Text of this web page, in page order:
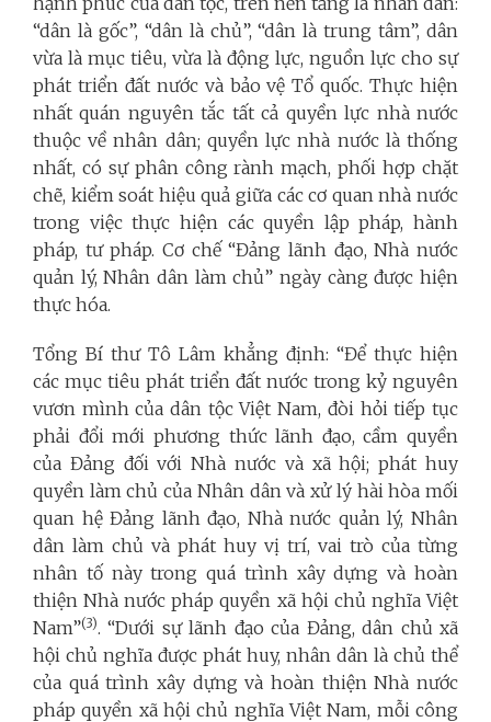
“dân là gốc”, “dân là chủ”, “dân là trung tâm”, dân
vừa là mục tiêu, vừa là động lực, nguồn lực cho sự
phát triển đất nước và bảo vệ Tổ quốc. Thực hiện
nhất quán nguyên tắc tất cả quyền lực nhà nước
thuộc về nhân dân; quyền lực nhà nước là thống
nhất, có sự phân công rành mạch, phối hợp chặt
chẽ, kiểm soát hiệu quả giữa các cơ quan nhà nước
trong việc thực hiện các quyền lập pháp, hành
pháp, tư pháp. Cơ chế “Đảng lãnh đạo, Nhà nước
quản lý, Nhân dân làm chủ” ngày càng được hiện
thực hóa.
Tổng Bí thư Tô Lâm khẳng định: “Để thực hiện
các mục tiêu phát triển đất nước trong kỷ nguyên
vươn mình của dân tộc Việt Nam, đòi hỏi tiếp tục
phải đổi mới phương thức lãnh đạo, cầm quyền
của Đảng đối với Nhà nước và xã hội; phát huy
quyền làm chủ của Nhân dân và xử lý hài hòa mối
quan hệ Đảng lãnh đạo, Nhà nước quản lý, Nhân
dân làm chủ và phát huy vị trí, vai trò của từng
nhân tố này trong quá trình xây dựng và hoàn
thiện Nhà nước pháp quyền xã hội chủ nghĩa Việt
Nam”(3). “Dưới sự lãnh đạo của Đảng, dân chủ xã
hội chủ nghĩa được phát huy, nhân dân là chủ thể
của quá trình xây dựng và hoàn thiện Nhà nước
pháp quyền xã hội chủ nghĩa Việt Nam, mỗi công